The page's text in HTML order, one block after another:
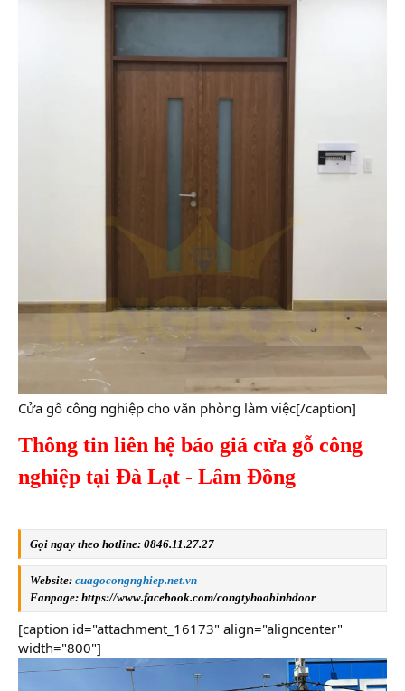
Cửa gỗ công nghiệp cho văn phòng làm việc[/caption]
Thông tin liên hệ báo giá cửa gỗ công
nghiệp tại Đà Lạt - Lâm Đồng
Gọi ngay theo hotline: 0846.11.27.27
Website: cuagocongnghiep.net.vn
Fanpage: https://www.facebook.com/congtyhoabinhdoor
[caption id="attachment_16173" align="aligncenter"
width="800"]